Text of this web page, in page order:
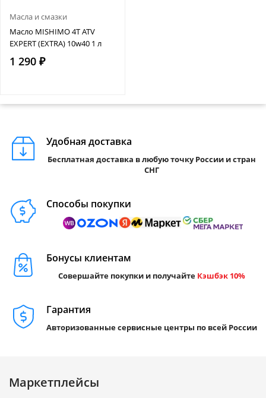
Масла и смазки
Масло MISHIMO 4T ATV
EXPERT (EXTRA) 10w40 1 л
1 290 ₽
Удобная доставка
Бесплатная доставка в любую точку России и стран
СНГ
Способы покупки
Бонусы клиентам
Совершайте покупки и получайте Кэшбэк 10%
Гарантия
Авторизованные сервисные центры по всей России
Маркетплейсы